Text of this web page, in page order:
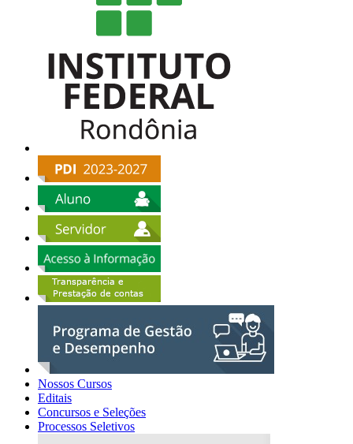
Nossos Cursos
Editais
Concursos e Seleções
Processos Seletivos